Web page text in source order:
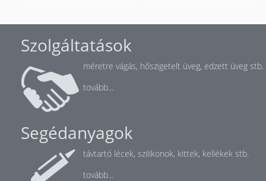
Szolgáltatások
méretre vágás, hőszigetelt üveg, edzett üveg stb.
tovább...
Segédanyagok
távtartó lécek, szilikonok, kittek, kellékek stb.
tovább...